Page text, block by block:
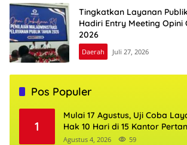
Tingkatkan Layanan
Hadiri Entry Meeting Opini
2026
Daerah Juli 27, 2026
Pos Populer
1
Mulai 17 Agustus, Uji Coba
Hak 10 Hari di 15 Kantor
Agustus 4, 2026 59